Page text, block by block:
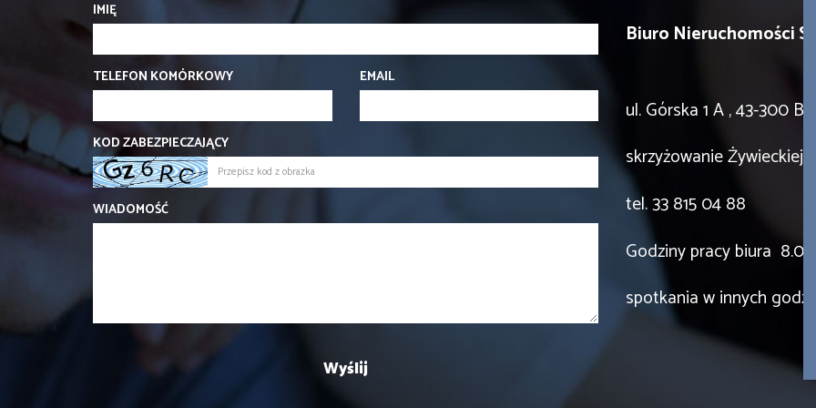
IMIĘ
TELEFON KOMÓRKOWY EMAIL
KOD ZABEZPIECZAJĄCY
WIADOMOŚĆ
Biuro Nieruchomości
ul. Górska 1 A , 43-300
skrzyżowanie Żywieckiej
tel. 33 815 04 88
Godziny pracy biura
spotkania w innych